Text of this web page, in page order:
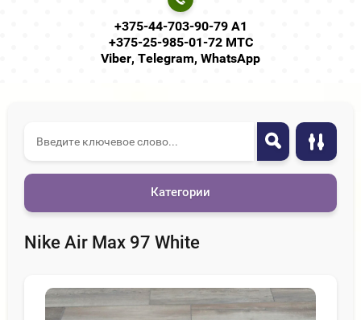
+375-44-703-90-79 А1
+375-25-985-01-72 МТС
Viber, Telegram, WhatsApp
Категории
Nike Air Max 97 White